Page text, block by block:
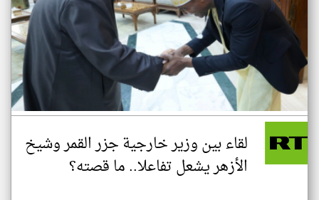
لقاء بين وزير خارجية جزر القمر وشيخ
الأزهر يشعل تفاعلا.. ما قصته؟